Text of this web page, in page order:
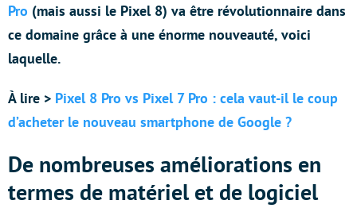
Pro (mais aussi le Pixel 8) va être révolutionnaire dans
ce domaine grâce à une énorme nouveauté, voici
laquelle.
À lire > Pixel 8 Pro vs Pixel 7 Pro : cela vaut-il le coup
d’acheter le nouveau smartphone de Google ?
De nombreuses améliorations en
termes de matériel et de logiciel